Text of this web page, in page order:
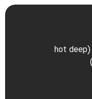
گالوانیزه گرم (hot deep